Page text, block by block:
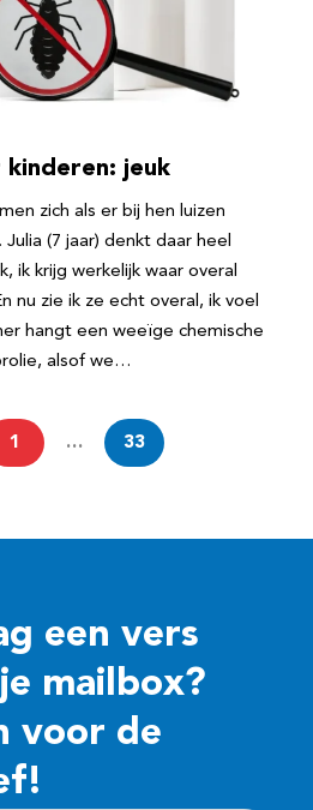
jeuk
zich als er bij hen luizen
(7 jaar) denkt daar heel
ik krijg werkelijk waar overal
nu zie ik ze echt overal, ik voel
hangt een weeïge chemische
alsof we…
1 … 33
een vers
mailbox?
voor de